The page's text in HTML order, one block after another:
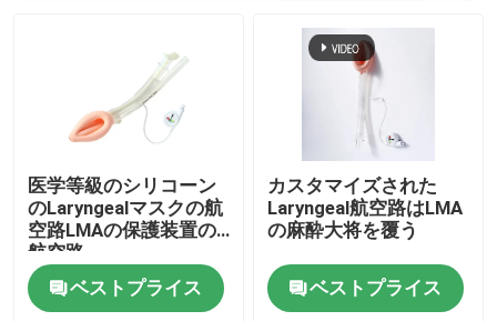
医学等級のシリコーン
のLaryngealマスクの航
空路LMAの保護装置の
航空路
ベストプライス
カスタマイズされた
Laryngeal航空路はLMA
の麻酔大将を覆う
ベストプライス